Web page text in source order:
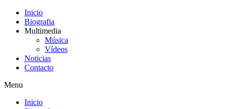
Inicio
Biografia
Multimedia
Música
Vídeos
Noticias
Contacto
Menu
Inicio